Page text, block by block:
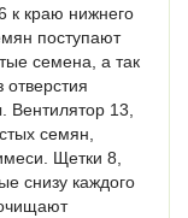
к краю нижнего
поступают
семена, а так
Вентилятор 13,
семян,
Щетки 8,
снизу каждого